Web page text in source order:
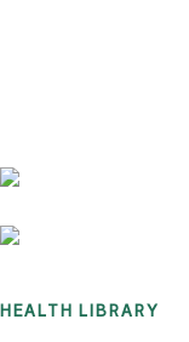
HEALTH LIBRARY